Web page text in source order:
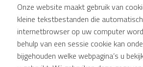
Onze website maakt gebruik van
kleine tekstbestanden die
internetbrowser op uw computer
behulp van een sessie cookie kan
bijgehouden welke webpagina’s u